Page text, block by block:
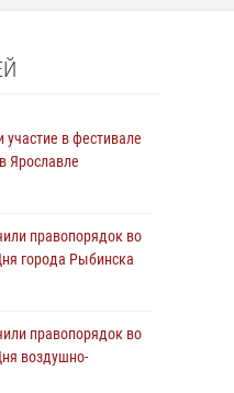
в фестивале
Ярославле
правопорядок во
города Рыбинска
правопорядок во
воздушно-